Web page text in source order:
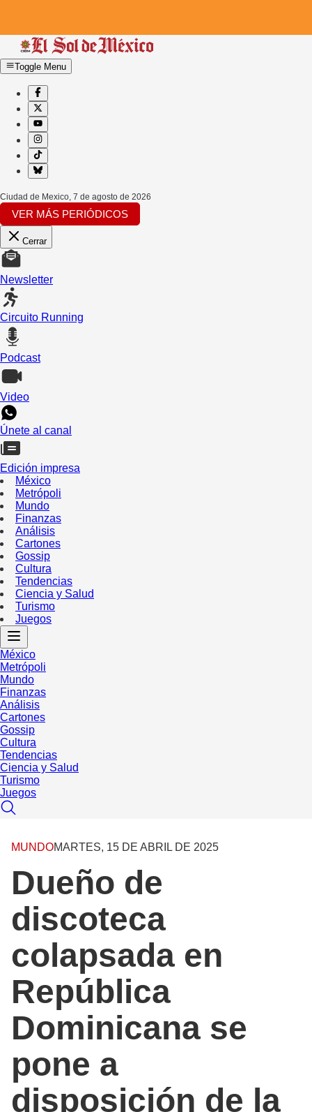
Toggle Menu
Ciudad de Mexico, 7 de agosto de 2026
VER MÁS PERIÓDICOS
Cerrar
Newsletter
Circuito Running
Podcast
Video
Únete al canal
Edición impresa
México
Metrópoli
Mundo
Finanzas
Análisis
Cartones
Gossip
Cultura
Tendencias
Ciencia y Salud
Turismo
Juegos
México
Metrópoli
Mundo
Finanzas
Análisis
Cartones
Gossip
Cultura
Tendencias
Ciencia y Salud
Turismo
Juegos
MUNDOMARTES, 15 DE ABRIL DE 2025
Dueño de
discoteca
colapsada en
República
Dominicana se
pone a
disposición de la